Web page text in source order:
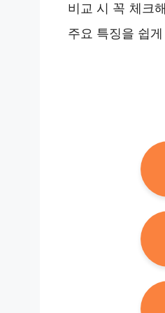
비교 시 꼭 체크
주요 특징을 쉽